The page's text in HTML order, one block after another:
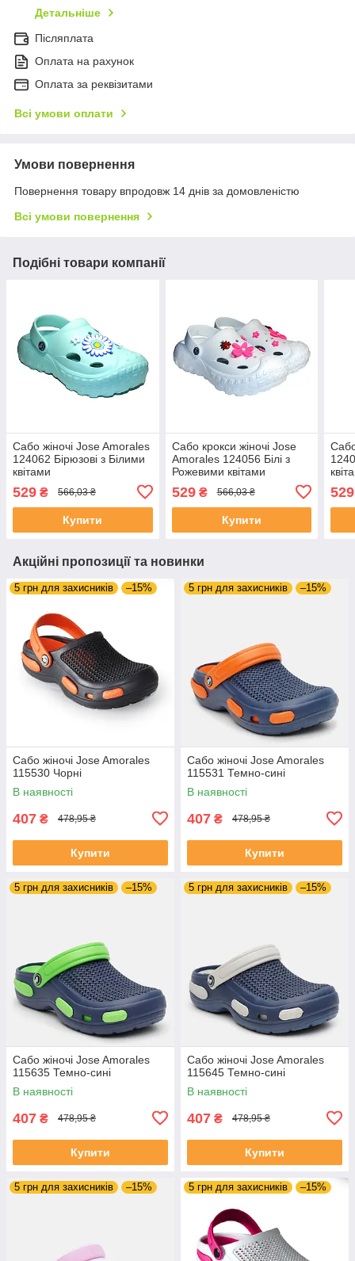
Детальніше
Післяплата
Оплата на рахунок
Оплата за реквізитами
Всі умови оплати
Умови повернення
Повернення товару впродовж 14 днів за домовленістю
Всі умови повернення
Подібні товари компанії
Сабо жіночі Jose Amorales
124062 Бірюзові з Білими
квітами
529 ₴ 566,03 ₴
Купити
Сабо крокси жіночі Jose
Amorales 124056 Білі з
Рожевими квітами
529₴ 566,03 ₴
Купити
529
Акційні пропозиції та новинки
5 грн для захисників –15%
Сабо жіночі Jose Amorales
115530 Чорні
В наявності
407 ₴ 478,95 ₴
Купити
5 грн для захисників –15%
Сабо жіночі Jose Amorales
115531 Темно-сині
В наявності
407 ₴ 478,95 ₴
Купити
5 грн для захисників –15%
Сабо жіночі Jose Amorales
115635 Темно-сині
В наявності
407 ₴ 478,95 ₴
Купити
5 грн для захисників –15%
Сабо жіночі Jose Amorales
115645 Темно-сині
В наявності
407 ₴ 478,95 ₴
Купити
5 грн для захисників –15% 5 грн для захисників –15%